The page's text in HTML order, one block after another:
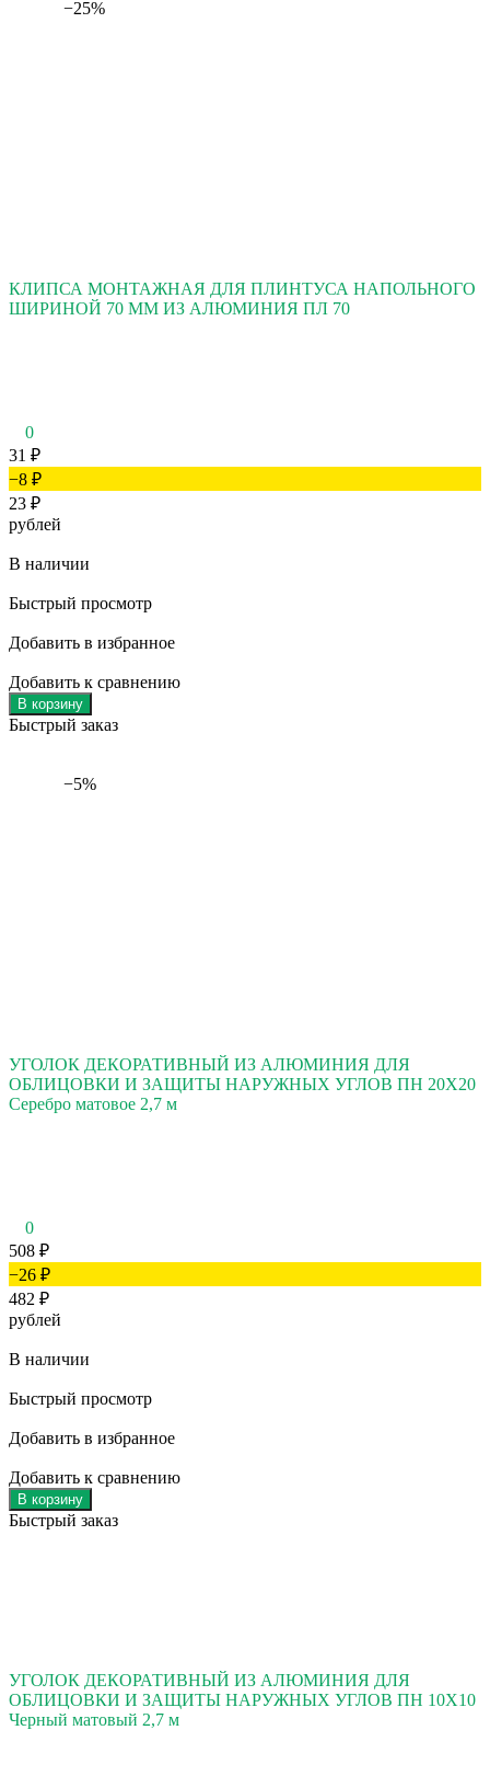
−25%
КЛИПСА МОНТАЖНАЯ ДЛЯ ПЛИНТУСА НАПОЛЬНОГО
ШИРИНОЙ 70 ММ ИЗ АЛЮМИНИЯ ПЛ 70
0
31 ₽
−8 ₽
23 ₽
рублей
В наличии
Быстрый просмотр
Добавить в избранное
Добавить к сравнению
В корзину
Быстрый заказ
−5%
УГОЛОК ДЕКОРАТИВНЫЙ ИЗ АЛЮМИНИЯ ДЛЯ
ОБЛИЦОВКИ И ЗАЩИТЫ НАРУЖНЫХ УГЛОВ ПН 20Х20
Серебро матовое 2,7 м
0
508 ₽
−26 ₽
482 ₽
рублей
В наличии
Быстрый просмотр
Добавить в избранное
Добавить к сравнению
В корзину
Быстрый заказ
УГОЛОК ДЕКОРАТИВНЫЙ ИЗ АЛЮМИНИЯ ДЛЯ
ОБЛИЦОВКИ И ЗАЩИТЫ НАРУЖНЫХ УГЛОВ ПН 10Х10
Черный матовый 2,7 м